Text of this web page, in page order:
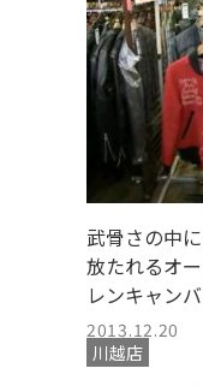
武骨さの中
放たれるオ
レンキャン
荷！
2013.12.20
川越店